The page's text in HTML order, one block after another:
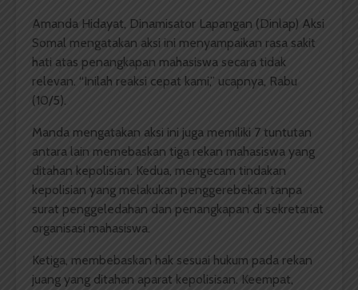
Amanda Hidayat, Dinamisator Lapangan (Dinlap) Aksi
Somal mengatakan aksi ini menyampaikan rasa sakit
hati atas penangkapan mahasiswa secara tidak
relevan. “Inilah reaksi cepat kami,” ucapnya, Rabu
(10/5).
Manda mengatakan aksi ini juga memiliki 7 tuntutan
antara lain memebaskan tiga rekan mahasiswa yang
ditahan kepolisian. Kedua, mengecam tindakan
kepolisian yang melakukan penggerebekan tanpa
surat penggeledahan dan penangkapan di sekretariat
organisasi mahasiswa.
Ketiga, membebaskan hak sesuai hukum pada rekan
juang yang ditahan aparat kepolisisan. Keempat,